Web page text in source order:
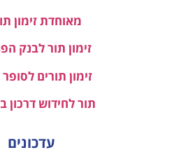
מאוחדת זימון
זימון תור לבנק
זימון תורים
תור לחידוש דרכון
עדכונים